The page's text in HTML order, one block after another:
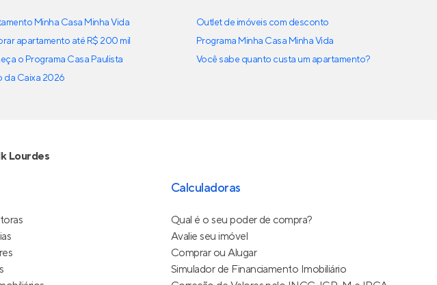
Minha Casa Minha Vida
apartamento até R$ 200 mil
o Programa Casa Paulista
da Caixa 2026
Outlet de imóveis com desconto
Programa Minha Casa Minha Vida
Você sabe quanto custa um apartamento?
Lourdes
Calculadoras
Qual é o seu poder de compra?
Avalie seu imóvel
Comprar ou Alugar
Simulador de Financiamento Imobiliário